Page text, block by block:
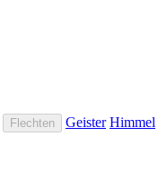
Flechten Geister Himmel